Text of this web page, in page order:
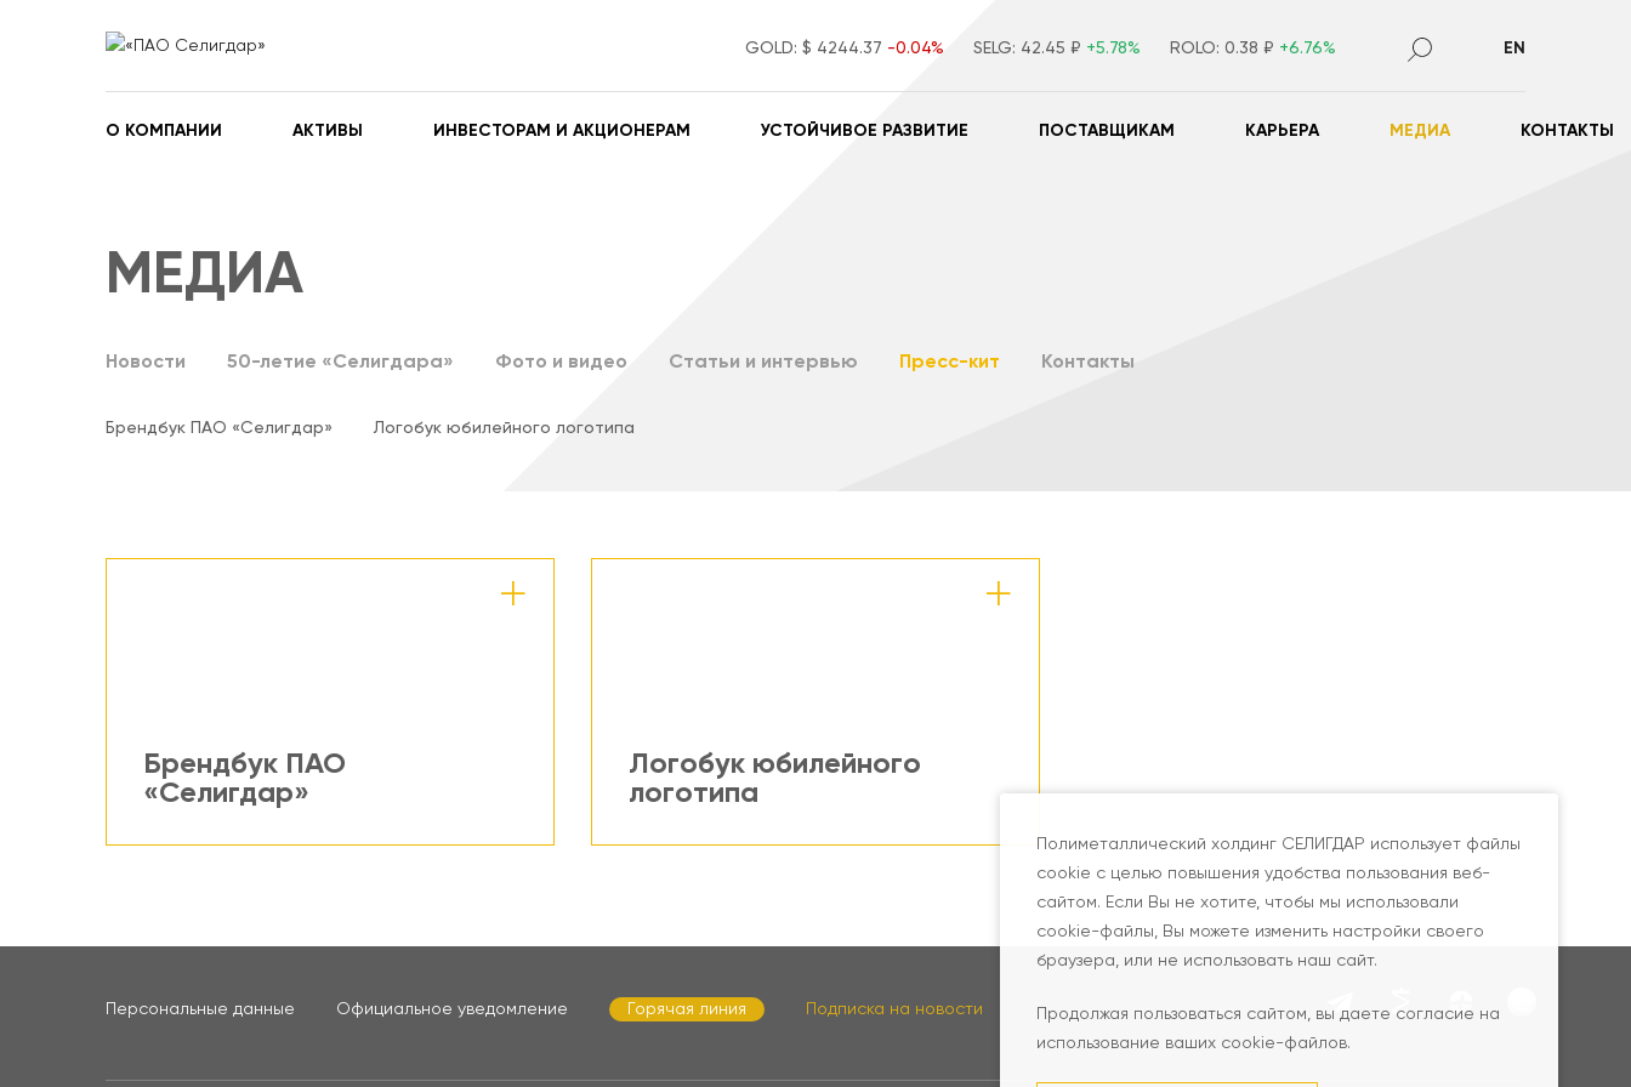
GOLD: $ 4244.37 -0.04% SELG: 42.45 ₽ +5.78% ROLO: 0.38 ₽ +6.76% EN
О КОМПАНИИ АКТИВЫ ИНВЕСТОРАМ И АКЦИОНЕРАМ УСТОЙЧИВОЕ РАЗВИТИЕ ПОСТАВЩИКАМ КАРЬЕРА МЕДИА КОНТАКТЫ
МЕДИА
Новости 50-летие «Селигдара» Фото и видео Статьи и интервью Пресс-кит Контакты
Брендбук ПАО «Селигдар» Логобук юбилейного логотипа
Брендбук ПАО
«Селигдар»
Логобук юбилейного
логотипа
Персональные данные Официальное уведомление Горячая линия Подписка на новости
Полиметаллический холдинг СЕЛИГДАР использует файлы
cookie с целью повышения удобства пользования веб-
сайтом. Если Вы не хотите, чтобы мы использовали
cookie-файлы, Вы можете изменить настройки своего
браузера, или не использовать наш сайт.
Продолжая пользоваться сайтом, вы даете согласие на
использование ваших cookie-файлов.